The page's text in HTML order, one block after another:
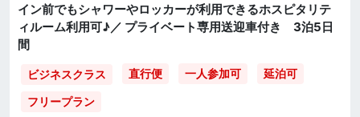
イン前でもシャワーやロッカーが利用できるホスピタリテ
ィルーム利用可♪／ プライベート専用送迎車付き 3泊5日
間
ビジネスクラス 直行便 一人参加可 延泊可
フリープラン